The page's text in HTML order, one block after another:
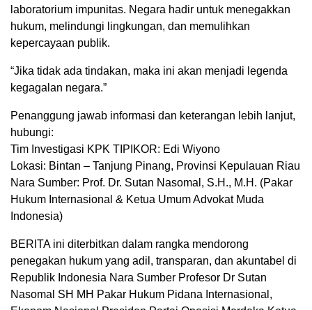
laboratorium impunitas. Negara hadir untuk menegakkan
hukum, melindungi lingkungan, dan memulihkan
kepercayaan publik.
“Jika tidak ada tindakan, maka ini akan menjadi legenda
kegagalan negara.”
Penanggung jawab informasi dan keterangan lebih lanjut,
hubungi:
Tim Investigasi KPK TIPIKOR: Edi Wiyono
Lokasi: Bintan – Tanjung Pinang, Provinsi Kepulauan Riau
Nara Sumber: Prof. Dr. Sutan Nasomal, S.H., M.H. (Pakar
Hukum Internasional & Ketua Umum Advokat Muda
Indonesia)
BERITA ini diterbitkan dalam rangka mendorong
penegakan hukum yang adil, transparan, dan akuntabel di
Republik Indonesia Nara Sumber Profesor Dr Sutan
Nasomal SH MH Pakar Hukum Pidana Internasional,